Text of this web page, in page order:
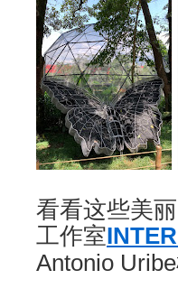
看看这些美
工作室
Antonio